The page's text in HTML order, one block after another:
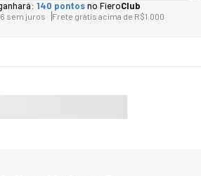
140 pontosno FieroClub
sem juros Frete grátis acima de R$1.000